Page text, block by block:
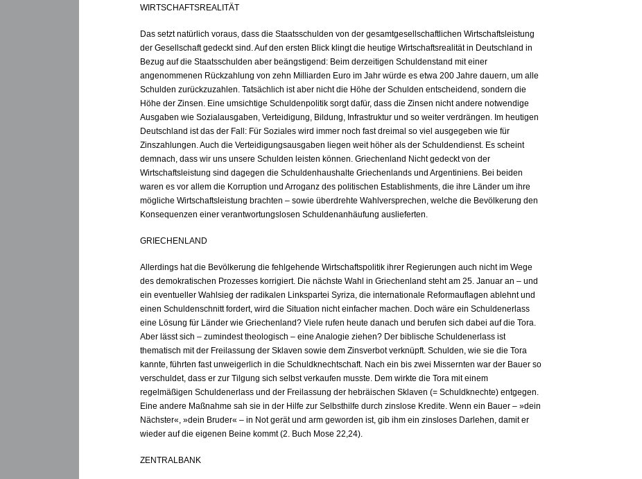
WIRTSCHAFTSREALITÄT
Das setzt natürlich voraus, dass die Staatsschulden von der gesamtgesellschaftlichen Wirtschaftsleistung
der Gesellschaft gedeckt sind. Auf den ersten Blick klingt die heutige Wirtschaftsrealität in Deutschland in
Bezug auf die Staatsschulden aber beängstigend: Beim derzeitigen Schuldenstand mit einer
angenommenen Rückzahlung von zehn Milliarden Euro im Jahr würde es etwa 200 Jahre dauern, um alle
Schulden zurückzuzahlen. Tatsächlich ist aber nicht die Höhe der Schulden entscheidend, sondern die
Höhe der Zinsen. Eine umsichtige Schuldenpolitik sorgt dafür, dass die Zinsen nicht andere notwendige
Ausgaben wie Sozialausgaben, Verteidigung, Bildung, Infrastruktur und so weiter verdrängen. Im heutigen
Deutschland ist das der Fall: Für Soziales wird immer noch fast dreimal so viel ausgegeben wie für
Zinszahlungen. Auch die Verteidigungsausgaben liegen weit höher als der Schuldendienst. Es scheint
demnach, dass wir uns unsere Schulden leisten können. Griechenland Nicht gedeckt von der
Wirtschaftsleistung sind dagegen die Schuldenhaushalte Griechenlands und Argentiniens. Bei beiden
waren es vor allem die Korruption und Arroganz des politischen Establishments, die ihre Länder um ihre
mögliche Wirtschaftsleistung brachten – sowie überdrehte Wahlversprechen, welche die Bevölkerung den
Konsequenzen einer verantwortungslosen Schuldenanhäufung auslieferten.
GRIECHENLAND
Allerdings hat die Bevölkerung die fehlgehende Wirtschaftspolitik ihrer Regierungen auch nicht im Wege
des demokratischen Prozesses korrigiert. Die nächste Wahl in Griechenland steht am 25. Januar an – und
ein eventueller Wahlsieg der radikalen Linkspartei Syriza, die internationale Reformauflagen ablehnt und
einen Schuldenschnitt fordert, wird die Situation nicht einfacher machen. Doch wäre ein Schuldenerlass
eine Lösung für Länder wie Griechenland? Viele rufen heute danach und berufen sich dabei auf die Tora.
Aber lässt sich – zumindest theologisch – eine Analogie ziehen? Der biblische Schuldenerlass ist
thematisch mit der Freilassung der Sklaven sowie dem Zinsverbot verknüpft. Schulden, wie sie die Tora
kannte, führten fast unweigerlich in die Schuldknechtschaft. Nach ein bis zwei Missernten war der Bauer so
verschuldet, dass er zur Tilgung sich selbst verkaufen musste. Dem wirkte die Tora mit einem
regelmäßigen Schuldenerlass und der Freilassung der hebräischen Sklaven (= Schuldknechte) entgegen.
Eine andere Maßnahme sah sie in der Hilfe zur Selbsthilfe durch zinslose Kredite. Wenn ein Bauer – »dein
Nächster«, »dein Bruder« – in Not gerät und arm geworden ist, gib ihm ein zinsloses Darlehen, damit er
wieder auf die eigenen Beine kommt (2. Buch Mose 22,24).
ZENTRALBANK